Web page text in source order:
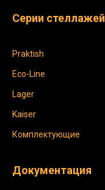
Серии стеллажей
Praktish
Eco-Line
Lager
Kaiser
Комплектующие
Документация